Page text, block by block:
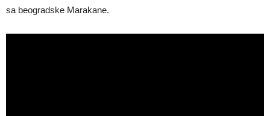
sa beogradske Marakane.